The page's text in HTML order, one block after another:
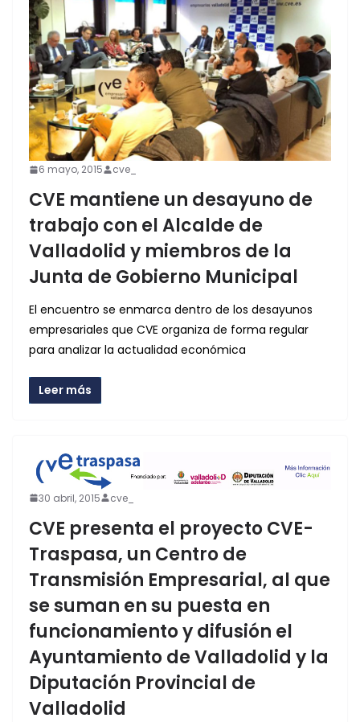
6 mayo, 2015 cve_
CVE mantiene un desayuno de
trabajo con el Alcalde de
Valladolid y miembros de la
Junta de Gobierno Municipal
El encuentro se enmarca dentro de los desayunos
empresariales que CVE organiza de forma regular
para analizar la actualidad económica
Leer más
30 abril, 2015 cve_
CVE presenta el proyecto CVE-
Traspasa, un Centro de
Transmisión Empresarial, al que
se suman en su puesta en
funcionamiento y difusión el
Ayuntamiento de Valladolid y la
Diputación Provincial de
Valladolid